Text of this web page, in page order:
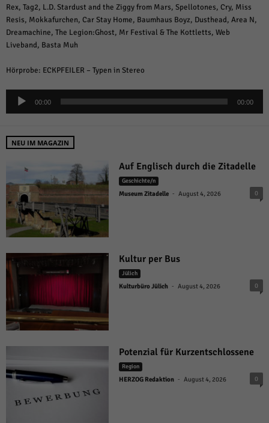
Rex, Tag2, L.D. Stardust and the Ziggy from Mars, Spellotones, Cry, Miss
Resis, Mokkafurchen, Car Stay Home, Baumhaus Boyz, Dusthead, Area N,
Dreamachine, The Legion:Ghost, Mr Festival & The Kottletts, Web
Liveband, Basta Muh
Hörprobe: ECKPFEILER – Typen in Stereo
Audio-
Player
00:00 00:00
NEU IM MAGAZIN
Auf Englisch durch die Zitadelle
Geschichte/n
Museum Zitadelle - August 4, 2026 0
Kultur per Bus
Jülich
Kulturbüro Jülich - August 4, 2026 0
Potenzial für Kurzentschlossene
Region
HERZOG Redaktion - August 4, 2026 0